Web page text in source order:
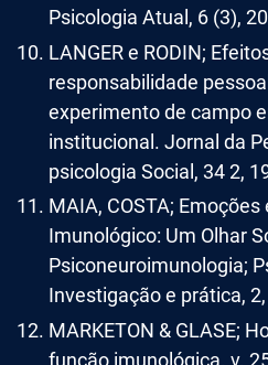
Psicologia Atual, 6 (3),
LANGER e RODIN;
responsabilidade
experimento de campo
institucional. Jornal da
psicologia Social, 34 2,
MAIA, COSTA; Emoções
Imunológico: Um Olhar
Psiconeuroimunologia;
Investigação e prática,
MARKETON & GLASE;
função imunológica. v.